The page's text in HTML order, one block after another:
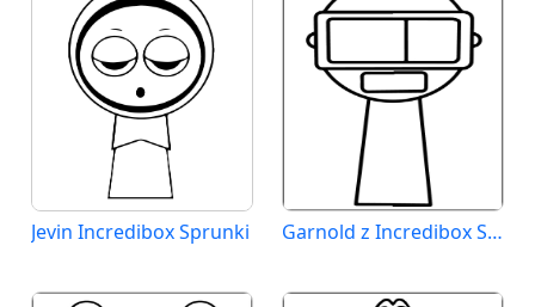
Jevin Incredibox Sprunki Garnold z Incredibox Sprunki